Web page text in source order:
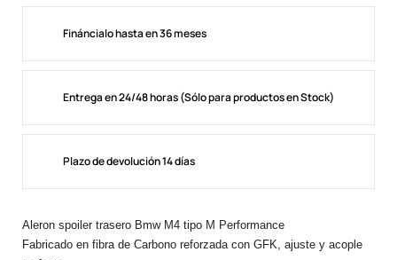
Fináncialo hasta en 36 meses
Entrega en 24/48 horas (Sólo para productos en Stock)
Plazo de devolución 14 días
Aleron spoiler trasero Bmw M4 tipo M Performance
Fabricado en fibra de Carbono reforzada con GFK, ajuste y acople